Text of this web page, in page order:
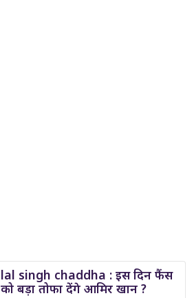
lal singh chaddha : इस दिन फैंस
को बड़ा तोफा देंगे आमिर खान ?